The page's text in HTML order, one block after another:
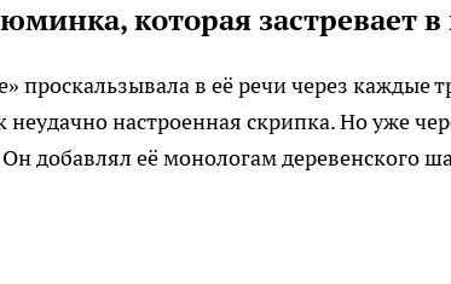
которая застревает
проскальзывала в её речи через каждые
неудачно настроенная скрипка. Но уже
Он добавлял её монологам деревенского